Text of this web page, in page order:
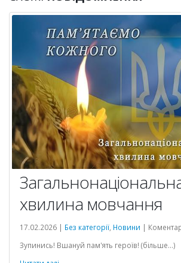
хвилина мовчання
17.02.2026 | Без категорії Новини |
Зупинись! Вшануй пам'ять героїв! (більше…)